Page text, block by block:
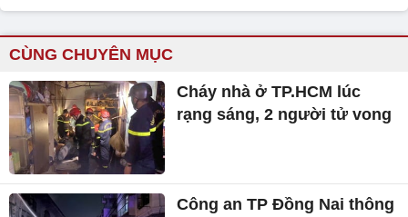
CÙNG CHUYÊN MỤC
Cháy nhà ở TP.HCM lúc
rạng sáng, 2 người tử vong
Công an TP Đồng Nai thông